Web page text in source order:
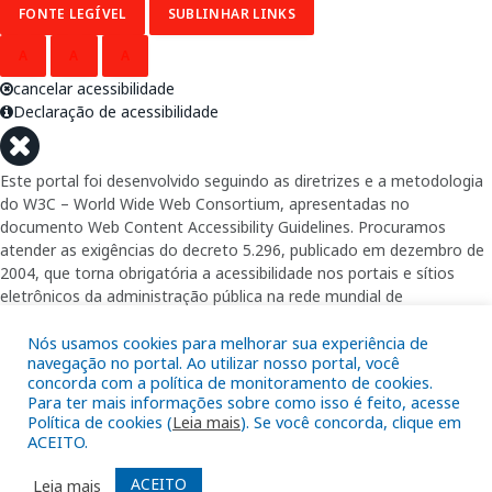
Nós usamos cookies para melhorar sua experiência de
navegação no portal. Ao utilizar nosso portal, você
concorda com a política de monitoramento de cookies.
Para ter mais informações sobre como isso é feito, acesse
Política de cookies (Leia mais). Se você concorda, clique em
ACEITO.
Leia mais
ACEITO
FONTE LEGÍVEL SUBLINHAR LINKS
cancelar acessibilidade
Declaração de acessibilidade
Este portal foi desenvolvido seguindo as diretrizes e a metodologia
do W3C – World Wide Web Consortium, apresentadas no
documento Web Content Accessibility Guidelines. Procuramos
atender as exigências do decreto 5.296, publicado em dezembro de
2004, que torna obrigatória a acessibilidade nos portais e sítios
eletrônicos da administração pública na rede mundial de
garantindo-lhes o pleno acesso aos conteúdos disponíveis.
Além de validações automáticas, foram realizados testes em
diversos navegadores e através do utilitário de acesso a Internet do
DOSVOX, sistema operacional destinado deficientes visuais.